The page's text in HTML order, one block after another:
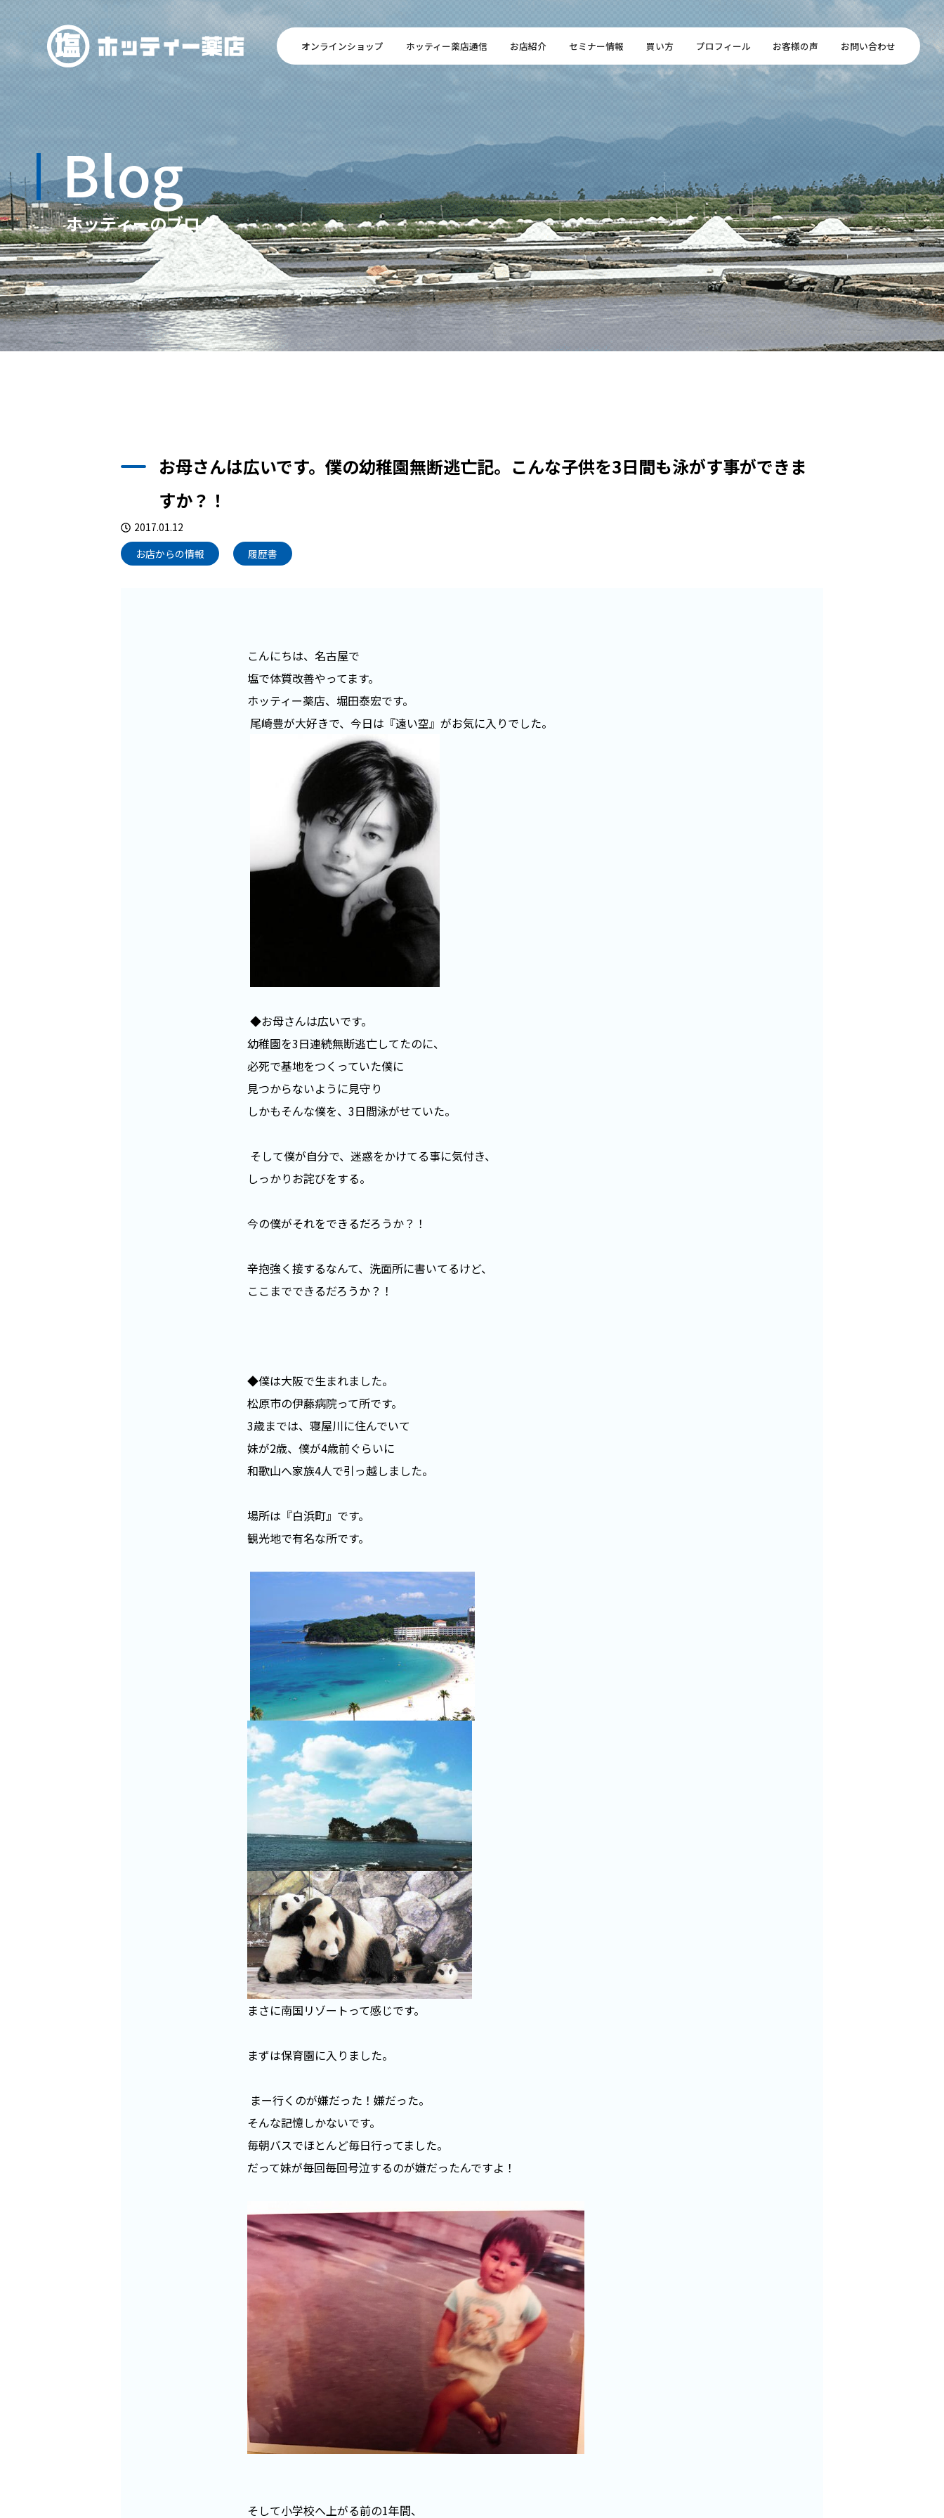
オンラインショップ ホッティー薬店通信 お店紹介 セミナー情報 買い方 プロフィール お客様の声 お問い合わせ
Blog
ホッティーのブログ
お母さんは広いです。僕の幼稚園無断逃亡記。こんな子供を3日間も泳がす事ができま
すか？！
2017.01.12
お店からの情報
履歴書
こんにちは、名古屋で
塩で体質改善やってます。
ホッティー薬店、堀田泰宏です。
尾崎豊が大好きで、今日は『遠い空』がお気に入りでした。
◆お母さんは広いです。
幼稚園を3日連続無断逃亡してたのに、
必死で基地をつくっていた僕に
見つからないように見守り
しかもそんな僕を、3日間泳がせていた。
そして僕が自分で、迷惑をかけてる事に気付き、
しっかりお詫びをする。
今の僕がそれをできるだろうか？！
辛抱強く接するなんて、洗面所に書いてるけど、
ここまでできるだろうか？！
◆僕は大阪で生まれました。
松原市の伊藤病院って所です。
3歳までは、寝屋川に住んでいて
妹が2歳、僕が4歳前ぐらいに
和歌山へ家族4人で引っ越しました。
場所は『白浜町』です。
観光地で有名な所です。
まさに南国リゾートって感じです。
まずは保育園に入りました。
まー行くのが嫌だった！嫌だった。
そんな記憶しかないです。
毎朝バスでほとんど毎日行ってました。
だって妹が毎回毎回号泣するのが嫌だったんですよ！
そして小学校へ上がる前の1年間、